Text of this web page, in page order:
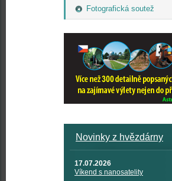
Fotografická soutež
Novinky z hvězdárny
17.07.2026
Víkend s nanosatelity